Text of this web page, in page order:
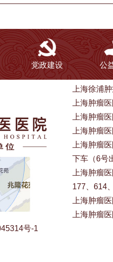
党政建设 公
上海徐浦
上海肿瘤
上海肿瘤
上海肿瘤
上海肿瘤
下车（6号
上海肿瘤
177、614
上海肿瘤
上海肿瘤
号-1